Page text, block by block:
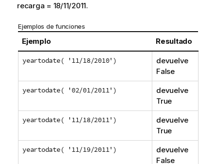
recarga = 18/11/2011.
Ejemplos de funciones
Ejemplo Resultado
yeartodate( '11/18/2010')
devuelve
False
yeartodate( '02/01/2011')
devuelve
True
yeartodate( '11/18/2011')
devuelve
True
yeartodate( '11/19/2011')
devuelve
False